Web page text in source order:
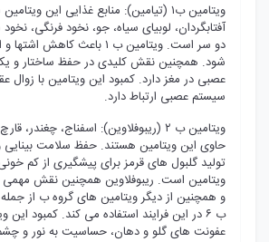
ویتامین ب۱ (تیامین): منابع غذایی این
آفتابگردان، لوبیای سیاه، جو، نخود فرنگی،
دو سر است. ویتامین ب ۱ باعث
شود. همچنین نقش کلیدی در حفظ ساختار و
عصبی در مغز دارد. کمبود این ویتامین با زوال
سیستم عصبی ارتباط دارد.
ویتامین ب ۲ (ریبوفلاوین): اسفناج، چغندر،
حاوی این ویتامین هستند. حفظ سلامت
تولید گلبول های قرمز برای پیشگیری از کم
ویتامین است. ریبوفلاوین همچنین نقش مهمی
و همچنین از دیگر ویتامین های گروه ب از
ب ۶ در این فرایند استفاده می کند. کمبود این
عفونت های گلو و دهان، حساسیت به نور و